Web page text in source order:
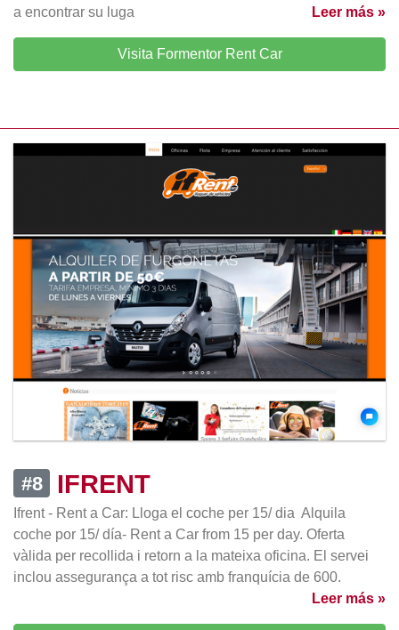
a encontrar su luga Leer más »
Visita Formentor Rent Car
#8 IFRENT
Ifrent - Rent a Car: Lloga el coche per 15/ dia  Alquila
coche por 15/ día- Rent a Car from 15 per day. Oferta
vàlida per recollida i retorn a la mateixa oficina. El servei
inclou assegurança a tot risc amb franquícia de 600.
Leer más »